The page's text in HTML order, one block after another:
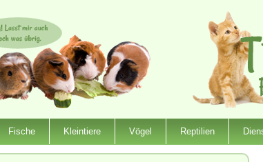
Fische Kleintiere Vögel Reptilien